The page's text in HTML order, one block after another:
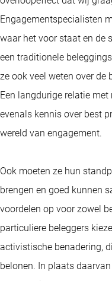
Engagementspecialisten
waar het voor staat en de
een traditionele
ze ook veel weten over de
Een langdurige relatie
evenals kennis over best
wereld van engagement.
Ook moeten ze hun
brengen en goed kunnen
voordelen op voor zowel
particuliere beleggers
activistische benadering,
belonen. In plaats